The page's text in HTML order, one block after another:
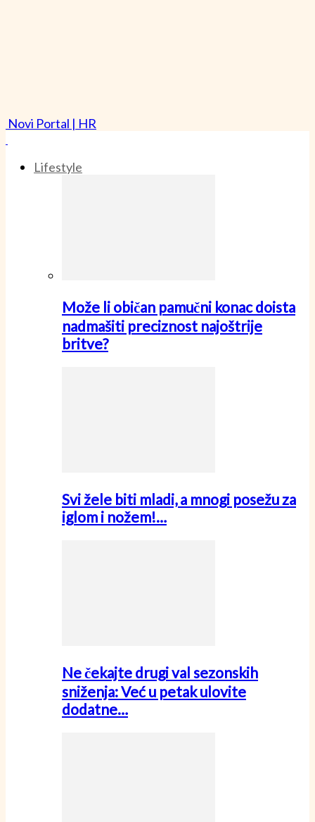
Novi Portal | HR
Lifestyle
Može li običan pamučni konac doista
nadmašiti preciznost najoštrije
britve?
Svi žele biti mladi, a mnogi posežu za
iglom i nožem!…
Ne čekajte drugi val sezonskih
sniženja: Već u petak ulovite
dodatne…